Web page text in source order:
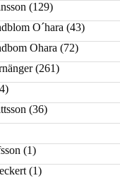
(129)
O´hara (43)
Ohara (72)
(261)
(36)
(1)
(1)